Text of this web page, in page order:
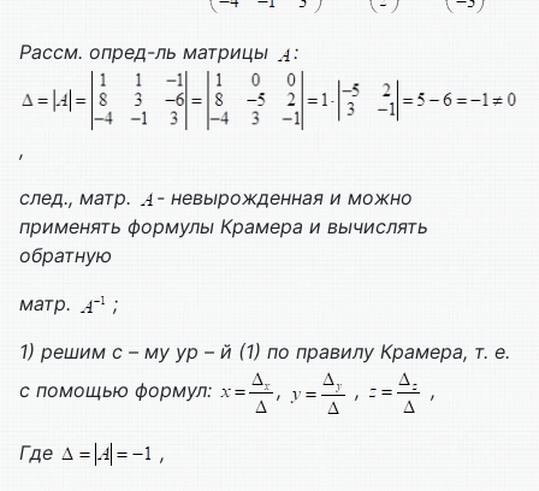
Рассм. опред-ль матрицы :
,
след., матр.
- невырожденная и можно
применять формулы Крамера и вычислять
обратную
матр.
;
1) решим с – му ур – й (1) по правилу Крамера, т. е.
с помощью формул:
, , ,
Где ,